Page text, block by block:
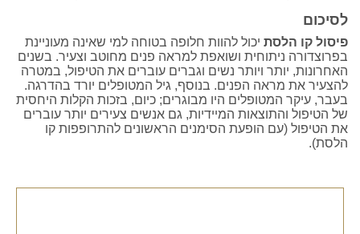
לסיכום
פיסול קו הלסת יכול להוות חלופה בטוחה למי שאינה מעוניינת
בפרוצדורה ניתוחית ושואפת למראה פנים מחוטב וצעיר. בשנים
האחרונות, יותר ויותר נשים וגברים עוברים את הטיפול, במטרה
להצעיר את מראה הפנים. בנוסף, גיל המטופלים יורד בהדרגה.
בעבר, עיקר המטופלים היו מבוגרים; כיום, בזכות הקלות היחסית
של הטיפול והתוצאות המיידיות, גם אנשים צעירים יותר עוברים
את הטיפול (עם הופעת הסימנים הראשונים להתרופפות קו
הלסת).